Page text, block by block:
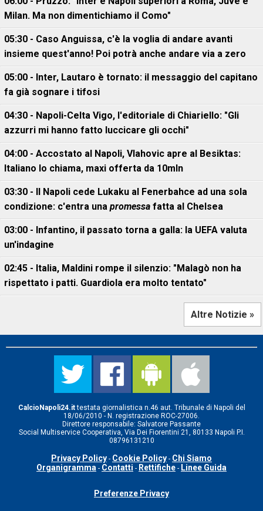
Milan. Ma non dimentichiamo il Como"
05:30 - Caso Anguissa, c'è la voglia di andare avanti
insieme quest'anno! Poi potrà anche andare via a zero
05:00 - Inter, Lautaro è tornato: il messaggio del capitano
fa già sognare i tifosi
04:30 - Napoli-Celta Vigo, l'editoriale di Chiariello: "Gli
azzurri mi hanno fatto luccicare gli occhi"
04:00 - Accostato al Napoli, Vlahovic apre al Besiktas:
Italiano lo chiama, maxi offerta da 10mln
03:30 - Il Napoli cede Lukaku al Fenerbahce ad una sola
condizione: c'entra una promessa fatta al Chelsea
03:00 - Infantino, il passato torna a galla: la UEFA valuta
un'indagine
02:45 - Italia, Maldini rompe il silenzio: "Malagò non ha
rispettato i patti. Guardiola era molto tentato"
Altre Notizie »
CalcioNapoli24.ittestata giornalistica n.46 aut. Tribunale di Napoli del
18/06/2010 - N. registrazione ROC-27006.
Direttore responsabile: Salvatore Passante
Social Multiservice Cooperativa, Via Dei Fiorentini 21, 80133 Napoli P.I.
08796131210
Privacy Policy - Cookie Policy - Chi Siamo
Organigramma - Contatti - Rettifiche - Linee Guida
Preferenze Privacy